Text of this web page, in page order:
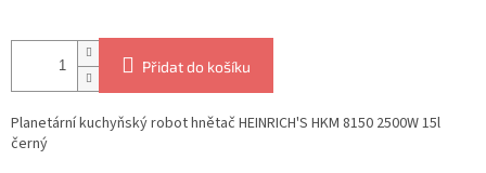
Přidat do košíku
Planetární kuchyňský robot hnětač HEINRICH'S HKM 8150 2500W 15l
černý